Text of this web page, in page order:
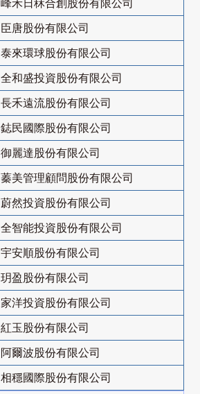
峰禾日秝合創股份有限公司
臣唐股份有限公司
泰來環球股份有限公司
全和盛投資股份有限公司
長禾遠流股份有限公司
鋕民國際股份有限公司
御麗達股份有限公司
蓁美管理顧問股份有限公司
蔚然投資股份有限公司
全智能投資股份有限公司
宇安順股份有限公司
玥盈股份有限公司
家洋投資股份有限公司
紅玉股份有限公司
阿爾波股份有限公司
相穩國際股份有限公司